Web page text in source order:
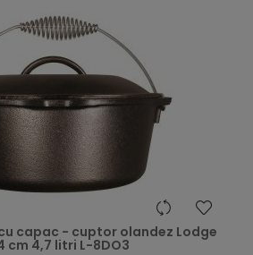
capac - cuptor olandez Lodge
cm 4,7 litri L-8DO3